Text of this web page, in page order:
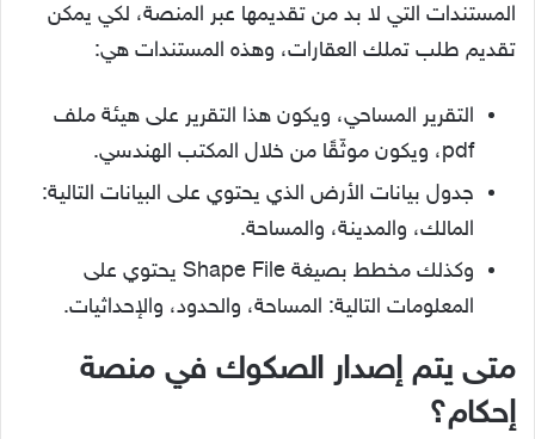
المستندات التي لا بد من تقديمها عبر المنصة، لكي يمكن
تقديم طلب تملك العقارات، وهذه المستندات هي:
التقرير المساحي، ويكون هذا التقرير على هيئة ملف
pdf، ويكون موثّقًا من خلال المكتب الهندسي.
جدول بيانات الأرض الذي يحتوي على البيانات التالية:
المالك، والمدينة، والمساحة.
وكذلك مخطط بصيغة Shape File يحتوي على
المعلومات التالية: المساحة، والحدود، والإحداثيات.
متى يتم إصدار الصكوك في منصة
إحكام؟